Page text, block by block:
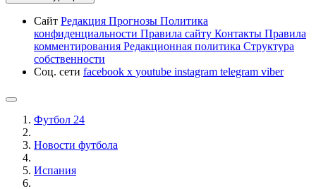
Сайт Редакция Прогнозы Политика
конфиденциальности Правила сайту Контакты Правила
комментирования Редакционная политика Структура
собственности
Соц. сети facebook x youtube instagram telegram viber
Футбол 24
Новости футбола
Испания